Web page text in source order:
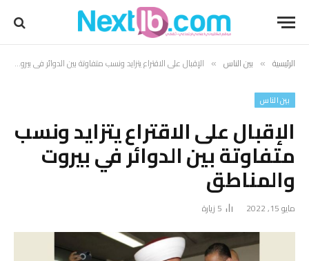
الرئيسية » بين الناس » الإقبال على الاقتراع يتزايد ونسب متفاوتة بين الدوائر في بيروت والمناطق
بين الناس
الإقبال على الاقتراع يتزايد ونسب
متفاوتة بين الدوائر في بيروت
والمناطق
مايو 15, 2022 5 زيارة